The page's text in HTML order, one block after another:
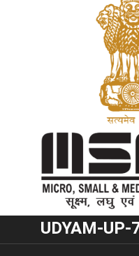
UDYAM-